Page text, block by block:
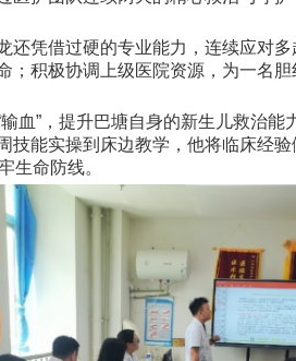
还凭借过硬的专业能力，连续应对
；积极协调上级医院资源，为一名
血”，提升巴塘自身的新生儿救治
能实操到床边教学，他将临床经
生命防线。